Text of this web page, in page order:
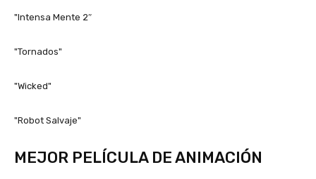
"Intensa Mente 2″
"Tornados"
"Wicked"
"Robot Salvaje"
MEJOR PELÍCULA DE ANIMACIÓN